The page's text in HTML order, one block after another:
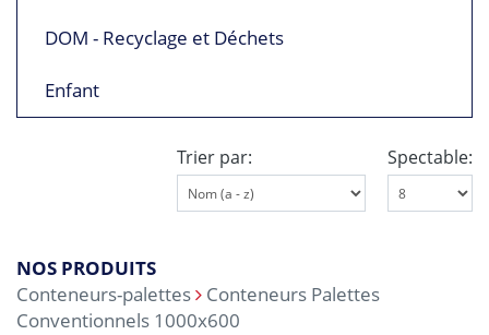
DOM - Recyclage et Déchets
Enfant
Spectable:
Trier par:
NOS PRODUITS
Conteneurs-palettes
Conteneurs Palettes
Conventionnels 1000x600